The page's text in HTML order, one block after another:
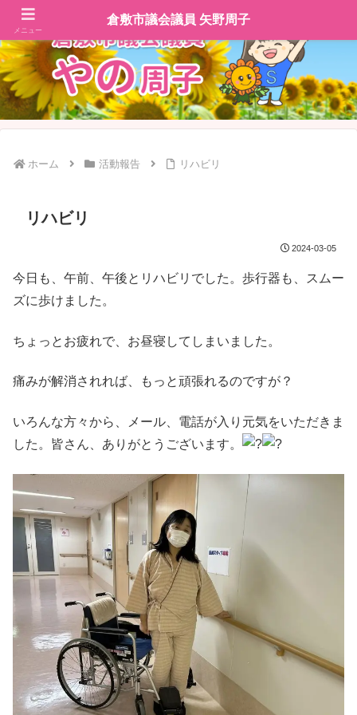
ホーム 活動報告 リハビリ
リハビリ
2024-03-05
今日も、午前、午後とリハビリでした。歩行器も、スムー
ズに歩けました。
ちょっとお疲れで、お昼寝してしまいました。
痛みが解消されれば、もっと頑張れるのですが？
いろんな方々から、メール、電話が入り元気をいただきま
した。皆さん、ありがとうございます。
メニュー
倉敷市議会議員 矢野周子